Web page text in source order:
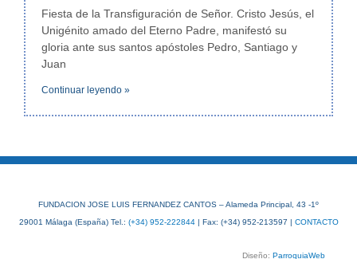
Fiesta de la Transfiguración de Señor. Cristo Jesús, el
Unigénito amado del Eterno Padre, manifestó su
gloria ante sus santos apóstoles Pedro, Santiago y
Juan
Continuar leyendo »
FUNDACION JOSE LUIS FERNANDEZ CANTOS – Alameda Principal, 43 -1º
29001 Málaga (España) Tel.: (+34) 952-222844| Fax: (+34) 952-213597 | CONTACTO
Diseño: ParroquiaWeb